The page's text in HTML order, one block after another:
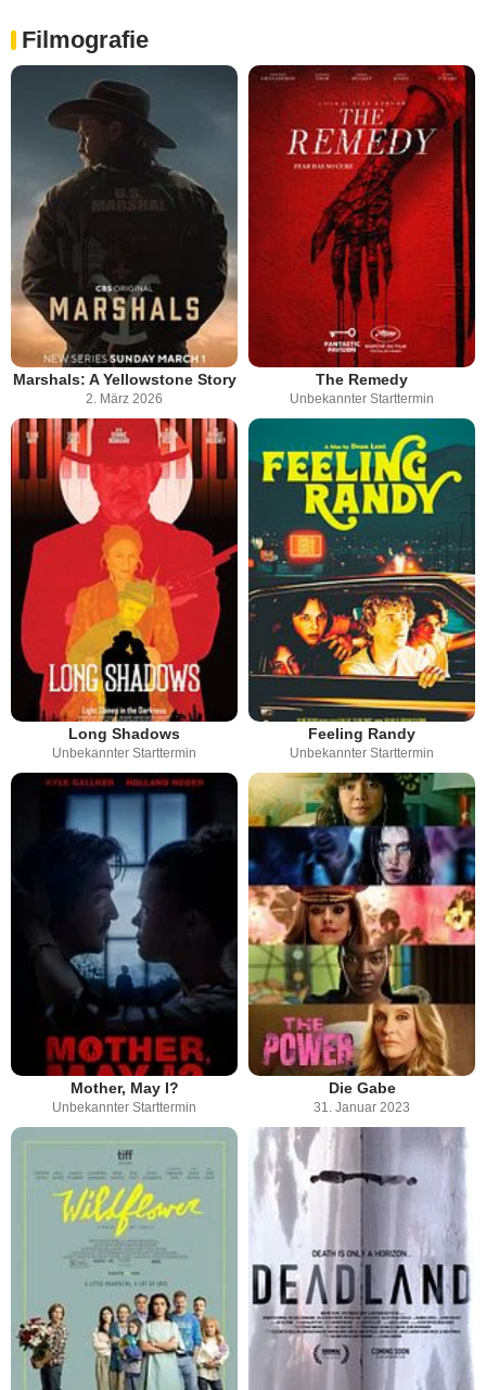
Filmografie
Marshals: A Yellowstone Story
2. März 2026
The Remedy
Unbekannter Starttermin
Long Shadows
Unbekannter Starttermin
Feeling Randy
Unbekannter Starttermin
Mother, May I?
Unbekannter Starttermin
Die Gabe
31. Januar 2023